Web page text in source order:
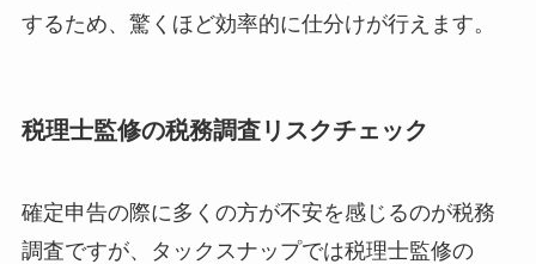
するため、驚くほど効率的に仕分けが行えます。
税理士監修の税務調査リスクチェック
確定申告の際に多くの方が不安を感じるのが税務
調査ですが、タックスナップでは税理士監修の